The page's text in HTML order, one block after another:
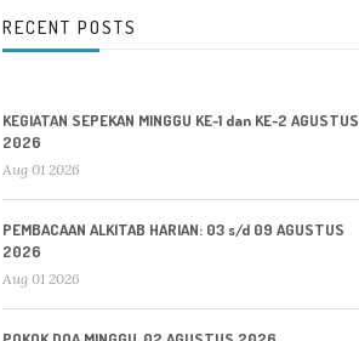
RECENT POSTS
KEGIATAN SEPEKAN MINGGU KE-1 dan KE-2 AGUSTUS
2026
Aug 01 2026
PEMBACAAN ALKITAB HARIAN: 03 s/d 09 AGUSTUS
2026
Aug 01 2026